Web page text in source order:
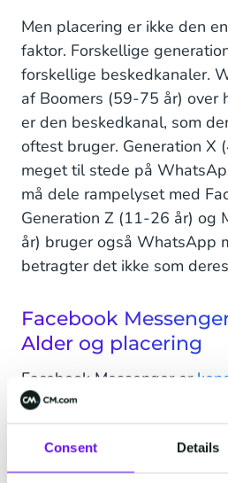
Consent Details
Men placering er ikke den
faktor. Forskellige
forskellige beskedkanaler.
af Boomers (59-75 år) over
er den beskedkanal, som
oftest bruger. Generation X
meget til stede på
må dele rampelyset med
Generation Z (11-26 år) og
år) bruger også WhatsApp
betragter det ikke som
Facebook
Alder og placering
Facebook Messenger er
beskedkanaler
populære
Canada er enig: Facebook
foretrukne kanal! Faktisk